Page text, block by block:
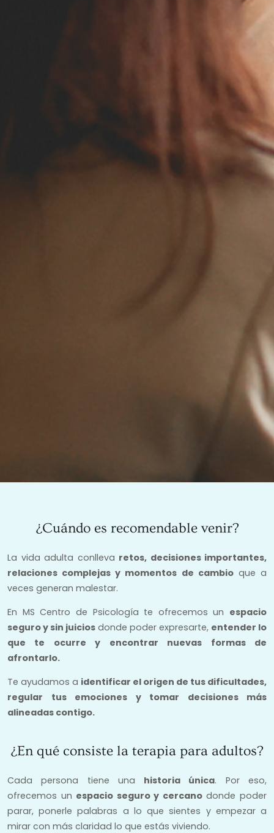
¿Cuándo es recomendable venir?
La vida adulta conlleva retos, decisiones importantes,
relaciones complejas y momentos de cambioque a
veces generan malestar.
En MS Centro de Psicología te ofrecemos un espacio
seguro y sin juicios donde poder expresarte, entender lo
que te ocurre y encontrar nuevas formas de
afrontarlo.
Te ayudamos a identificar el origen de tus dificultades,
regular tus emociones y tomar decisiones más
alineadas contigo.
¿En qué consiste la terapia para adultos?
Cada persona tiene una historia única. Por eso,
ofrecemos un espacio seguro y cercanodonde poder
parar, ponerle palabras a lo que sientes y empezar a
mirar con más claridad lo que estás viviendo.